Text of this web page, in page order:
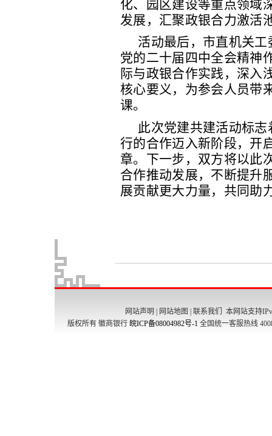
网站声明 网站地图 联系我们
本网站支持
版权所有 徽商银行 皖ICP备08004982号-1 全国统一客服热线